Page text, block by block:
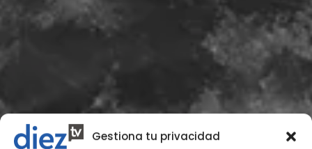
Gestiona tu privacidad